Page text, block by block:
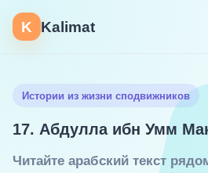
K Kalimat
Истории из жизни сподвижников
17. Абдулла ибн Умм
Читайте арабский текст